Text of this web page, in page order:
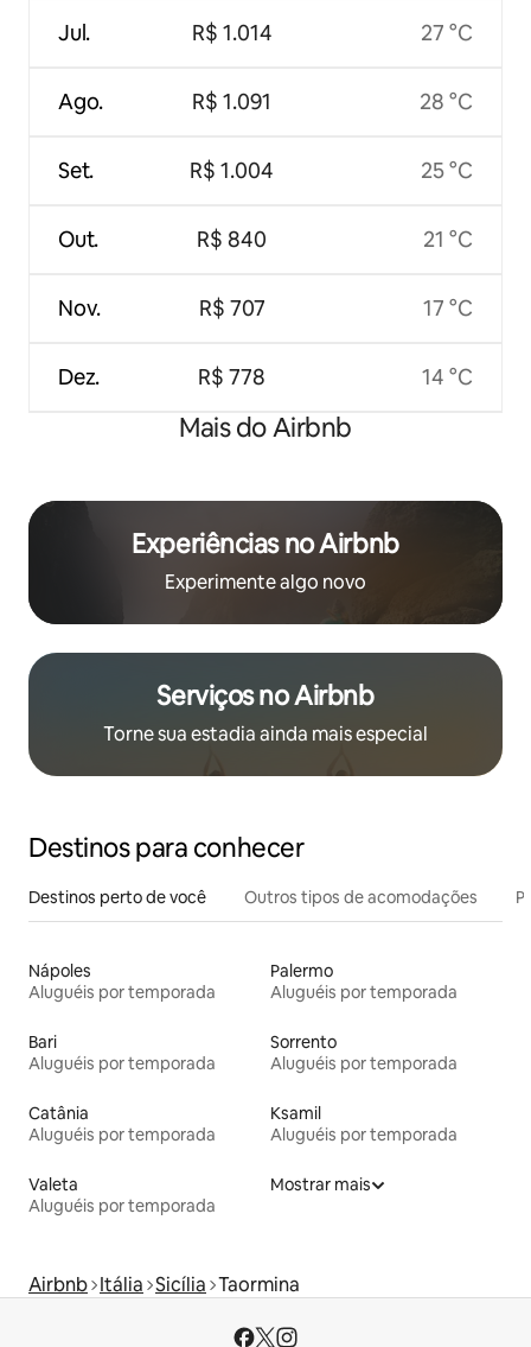
Jul.
Ago.
Set.
Out.
Nov.
Dez.
R$ 1.014
R$ 1.091
R$ 1.004
R$ 840
R$ 707
R$ 778
27 °C
28 °C
25 °C
21 °C
17 °C
14 °C
Mais do Airbnb
Experiências no Airbnb
Experimente algo novo
Serviços no Airbnb
Torne sua estadia ainda mais especial
Destinos para conhecer
Destinos perto de você Outros tipos de acomodações
Nápoles
Aluguéis por temporada
Palermo
Aluguéis por temporada
Bari
Aluguéis por temporada
Sorrento
Aluguéis por temporada
Catânia
Aluguéis por temporada
Ksamil
Aluguéis por temporada
Valeta
Aluguéis por temporada
Mostrar mais
Airbnb Itália Sicília Taormina